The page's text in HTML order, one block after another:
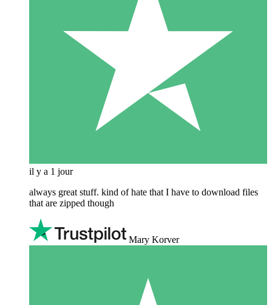
il y a 1 jour
always great stuff. kind of hate that I have to download files
that are zipped though
Mary Korver